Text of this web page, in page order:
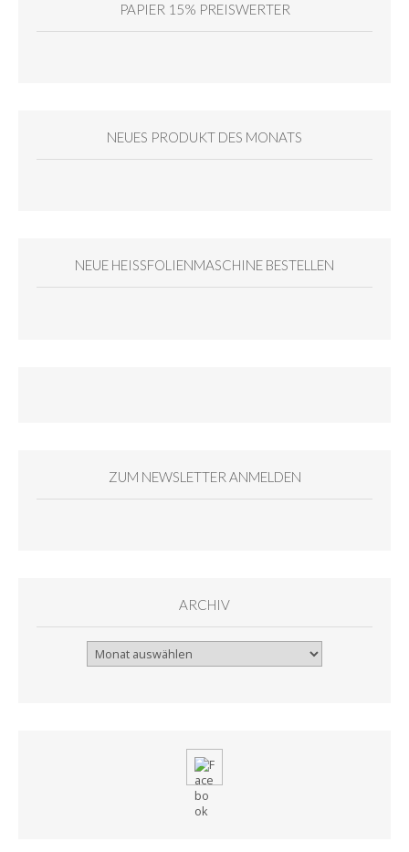
PAPIER 15% PREISWERTER
NEUES PRODUKT DES MONATS
NEUE HEISSFOLIENMASCHINE BESTELLEN
ZUM NEWSLETTER ANMELDEN
ARCHIV
Archiv